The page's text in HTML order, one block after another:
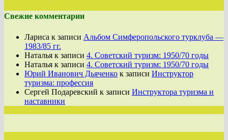
Свежие комментарии
Лариса к записи Альбом Симферопольского турклуба —
1983/85 гг.
Наталья к записи 4. Советский туризм: 1950/70 годы
Наталья к записи 4. Советский туризм: 1950/70 годы
Юрий Иванович Дьяченко к записи Инструктор
туризма: профессия
Сергей Подаревский к записи Инструктора туризма и
наставники